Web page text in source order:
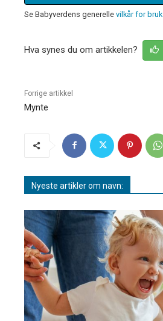
Se Babyverdens generelle vilkår for bruk
Hva synes du om artikkelen?
Forrige artikkel
Mynte
Nyeste artikler om navn: